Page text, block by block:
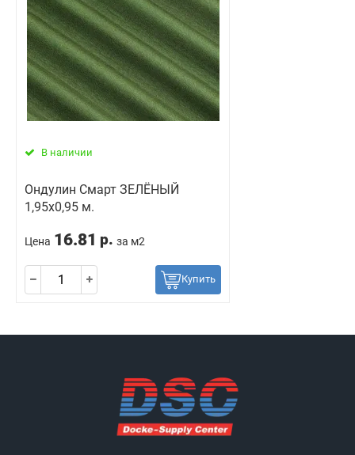
В наличии
Ондулин Смарт ЗЕЛЁНЫЙ
1,95х0,95 м.
Цена 16.81 р. за м2
Купить